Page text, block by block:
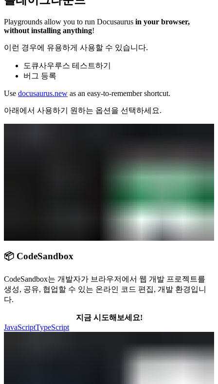
Playgrounds allow you to run Docusaurus in your browser,
without installing anything!
이런 경우에 유용하게 사용할 수 있습니다.
도큐사우루스 테스트하기
버그 등록
Use docusaurus.new as an easy-to-remember shortcut.
아래에서 사용하기 원하는 옵션을 선택하세요.
📦 CodeSandbox
CodeSandbox는 개발자가 브라우저에서 웹 개발 프로젝트를
생성, 공유, 협업할 수 있는 온라인 코드 편집, 개발 환경입니
다.
지금 시도해보세요!
JavaScriptTypeScript